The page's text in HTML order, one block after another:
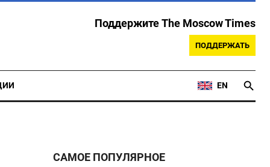
Поддержите The Moscow Times
ПОДДЕРЖАТЬ
EN
САМОЕ ПОПУЛЯРНОЕ